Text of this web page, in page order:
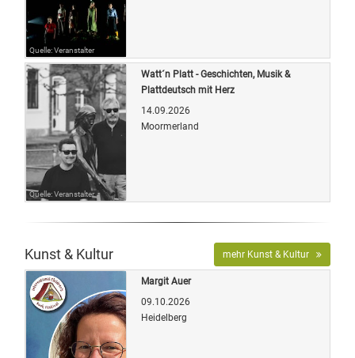
Quelle: Veranstalter
Quelle: Veranstalter
Watt´n Platt - Geschichten, Musik &
Plattdeutsch mit Herz
14.09.2026
Moormerland
Kunst & Kultur mehr Kunst & Kultur
Margit Auer
09.10.2026
Heidelberg